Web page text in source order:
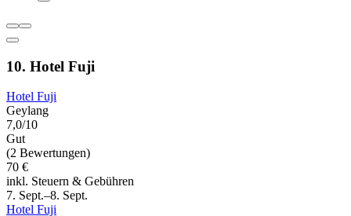
10. Hotel Fuji
Hotel Fuji
Geylang
7,0/10
Gut
(2 Bewertungen)
70 €
inkl. Steuern & Gebühren
7. Sept.–8. Sept.
Hotel Fuji